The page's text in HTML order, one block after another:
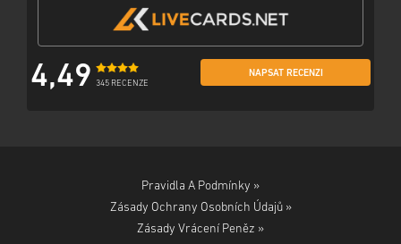
4,49 345 RECENZE
NAPSAT RECENZI
Pravidla A Podmínky »
Zásady Ochrany Osobních Údajů »
Zásady Vrácení Peněz »